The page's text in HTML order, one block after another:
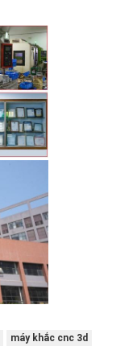
máy khắc cnc 3d